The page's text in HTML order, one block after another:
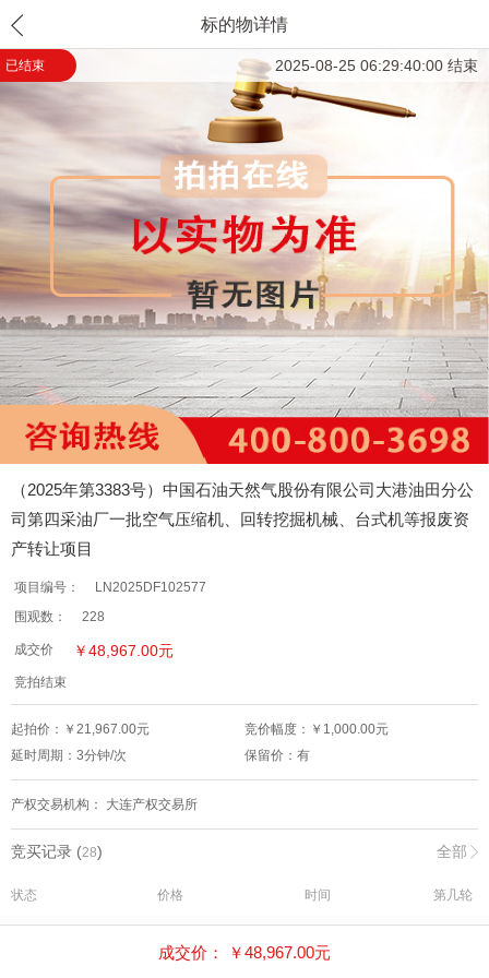
标的物详情
已结束 2025-08-25 06:29:40:00 结束
（2025年第3383号）中国石油天然气股份有限公司大港油田分公
司第四采油厂一批空气压缩机、回转挖掘机械、台式机等报废资
产转让项目
项目编号：
LN2025DF102577
围观数：
228
成交价 ￥48,967.00元
竞拍结束
起拍价：￥ 21,967.00元 竞价幅度：￥ 1,000.00元
延时周期： 3分钟/次 保留价： 有
产权交易机构： 大连产权交易所
竞买记录 (28) 全部
状态 价格 时间 第几轮
成交价： ￥48,967.00元